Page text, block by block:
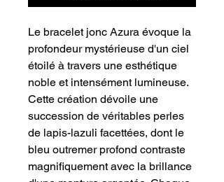
Le bracelet jonc Azura évoque la
profondeur mystérieuse d'un ciel
étoilé à travers une esthétique
noble et intensément lumineuse.
Cette création dévoile une
succession de véritables perles
de lapis-lazuli facettées, dont le
bleu outremer profond contraste
magnifiquement avec la brillance